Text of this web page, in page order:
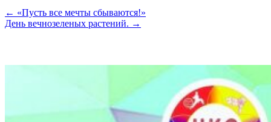
Навигация
по
← «Пусть все мечты сбываются!»
День вечнозеленых растений. →